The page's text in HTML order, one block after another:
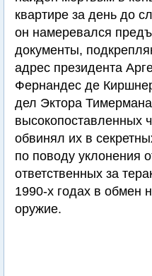
квартире за день до
он намеревался
документы,
адрес президента
Фернандес де
дел Эктора
высокопоставленных
обвинял их в
по поводу уклонения
ответственных за
1990-х годах в обмен
оружие.